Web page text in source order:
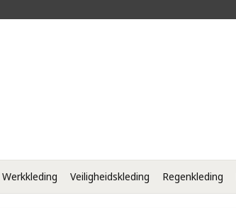
Werkkleding Veiligheidskleding Regenkleding